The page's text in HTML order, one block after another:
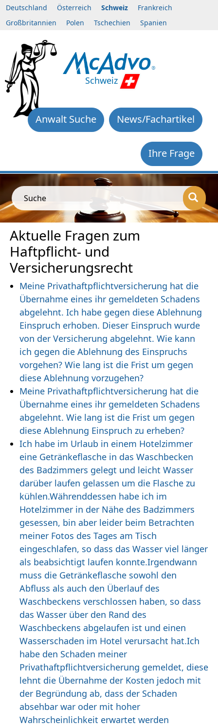
Deutschland Österreich Schweiz
Frankreich
Großbritannien
Polen Tschechien Spanien
Schweiz
News/Fachartikel
Anwalt Suche
Ihre Frage
Suche
Aktuelle Fragen zum
Haftpflicht- und
Versicherungsrecht
Meine Privathaftpflichtversicherung hat die
Übernahme eines ihr gemeldeten Schadens
abgelehnt. Ich habe gegen diese Ablehnung
Einspruch erhoben. Dieser Einspruch wurde
von der Versicherung abgelehnt. Wie kann
ich gegen die Ablehnung des Einspruchs
vorgehen? Wie lang ist die Frist um gegen
diese Ablehnung vorzugehen?
Meine Privathaftpflichtversicherung hat die
Übernahme eines ihr gemeldeten Schadens
abgelehnt. Wie lang ist die Frist um gegen
diese Ablehnung Einspruch zu erheben?
Ich habe im Urlaub in einem Hotelzimmer
eine Getränkeflasche in das Waschbecken
des Badzimmers gelegt und leicht Wasser
darüber laufen gelassen um die Flasche zu
kühlen.Währenddessen habe ich im
Hotelzimmer in der Nähe des Badzimmers
gesessen, bin aber leider beim Betrachten
meiner Fotos des Tages am Tisch
eingeschlafen, so dass das Wasser viel länger
als beabsichtigt laufen konnte.Irgendwann
muss die Getränkeflasche sowohl den
Abfluss als auch den Überlauf des
Waschbeckens verschlossen haben, so dass
das Wasser über den Rand des
Waschbeckens abgelaufen ist und einen
Wasserschaden im Hotel verursacht hat.Ich
habe den Schaden meiner
Privathaftpflichtversicherung gemeldet, diese
lehnt die Übernahme der Kosten jedoch mit
der Begründung ab, dass der Schaden
absehbar war oder mit hoher
Wahrscheinlichkeit erwartet werden